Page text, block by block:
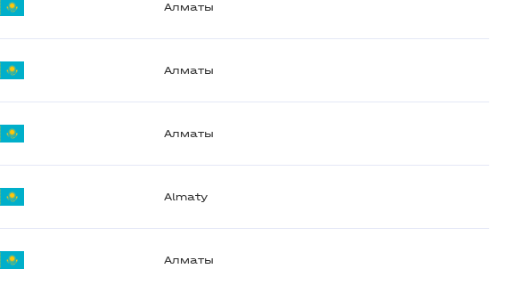
Алматы
Алматы
Алматы
Almaty
Алматы